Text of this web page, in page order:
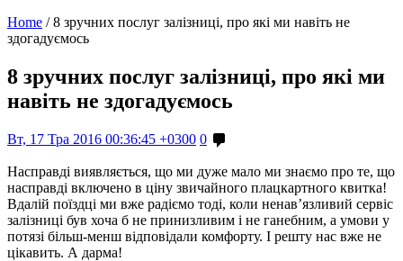
Home / 8 зручних послуг залізниці, про які ми навіть не
здогадуємось
8 зручних послуг залізниці, про які ми
навіть не здогадуємось
Вт, 17 Тра 2016 00:36:45 +0300 0
Насправді виявляється, що ми дуже мало ми знаємо про те, що
насправді включено в ціну звичайного плацкартного квитка!
Вдалій поїздці ми вже радіємо тоді, коли ненав’язливий сервіс
залізниці був хоча б не принизливим і не ганебним, а умови у
потязі більш-менш відповідали комфорту. І решту нас вже не
цікавить. А дарма!